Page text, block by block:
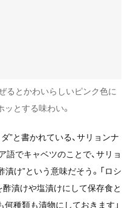
るとかわいらしいピンク色に
とする味わい。
”と書かれている、サリョンナ
語でキャベツのことで、サリョ
漬け”という意味だそう。「ロシ
漬けや塩漬けにして保存食と
種類も漬物にしておきます」